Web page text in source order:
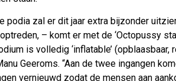
podia zal er dit jaar extra bijzonder
– komt er met de ‘Octopussy
is volledig ‘inflatable’
Geeroms. “Aan de twee ingangen
vernieuwd zodat de mensen aan